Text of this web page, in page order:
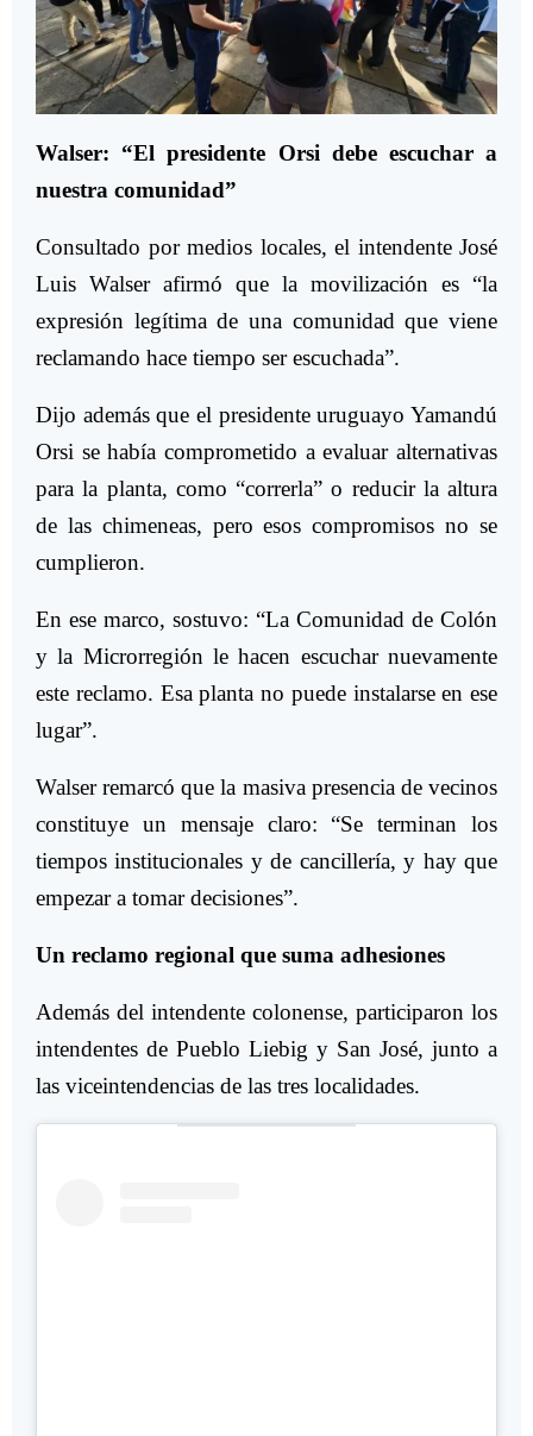
Walser: “El presidente Orsi debe escuchar a
nuestra comunidad”
Consultado por medios locales, el intendente José
Luis Walser afirmó que la movilización es “la
expresión legítima de una comunidad que viene
reclamando hace tiempo ser escuchada”.
Dijo además que el presidente uruguayo Yamandú
Orsi se había comprometido a evaluar alternativas
para la planta, como “correrla” o reducir la altura
de las chimeneas, pero esos compromisos no se
cumplieron.
En ese marco, sostuvo: “La Comunidad de Colón
y la Microrregión le hacen escuchar nuevamente
este reclamo. Esa planta no puede instalarse en ese
lugar”.
Walser remarcó que la masiva presencia de vecinos
constituye un mensaje claro: “Se terminan los
tiempos institucionales y de cancillería, y hay que
empezar a tomar decisiones”.
Un reclamo regional que suma adhesiones
Además del intendente colonense, participaron los
intendentes de Pueblo Liebig y San José, junto a
las viceintendencias de las tres localidades.